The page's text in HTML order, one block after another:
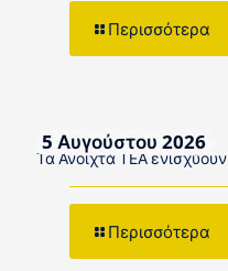
Περισσότερα
5 Αυγούστου 2026
Τα Ανοιχτά ΤΕΑ
Περισσότερα